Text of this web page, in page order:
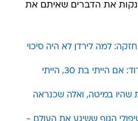
את הדברים שאיתם את
למה לירדן לא היה סיכוי
חגית גינזבורג בבידוד: אם הייתי בת 30, הייתי
שהיו במיטה, ואלה שכנראה